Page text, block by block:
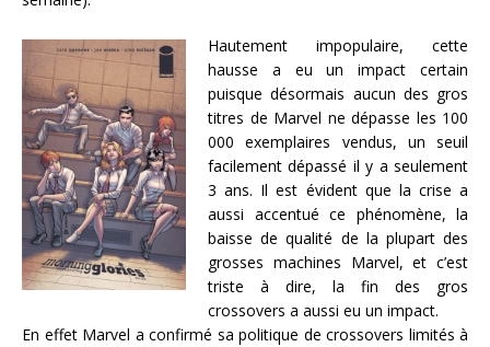
Hautement impopulaire, cette
hausse a eu un impact certain
puisque désormais aucun des gros
titres de Marvel ne dépasse les 100
000 exemplaires vendus, un seuil
facilement dépassé il y a seulement
3 ans. Il est évident que la crise a
aussi accentué ce phénomène, la
baisse de qualité de la plupart des
grosses machines Marvel, et c’est
triste à dire, la fin des gros
crossovers a aussi eu un impact.
En effet Marvel a confirmé sa politique de crossovers limités à